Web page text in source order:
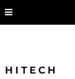
HITECH